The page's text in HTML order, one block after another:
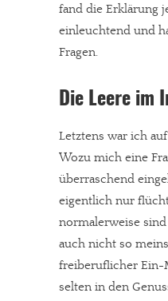
fand die Erklärung
einleuchtend und
Fragen.
Die Leere im
Letztens war ich
Wozu mich eine
überraschend
eigentlich nur
normalerweise
auch nicht so
freiberuflicher Ein-
selten in den